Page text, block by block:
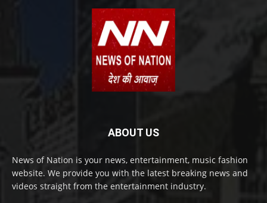
ABOUT US
News of Nation is your news, entertainment, music fashion
website. We provide you with the latest breaking news and
videos straight from the entertainment industry.